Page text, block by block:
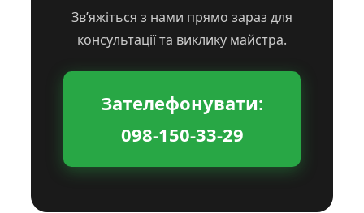
Зв’яжіться з нами прямо зараз для
консультації та виклику майстра.
Зателефонувати:
098-150-33-29